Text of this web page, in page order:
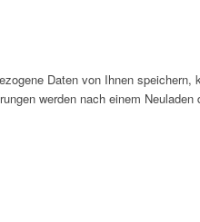
Daten von Ihnen speichern,
werden nach einem Neuladen